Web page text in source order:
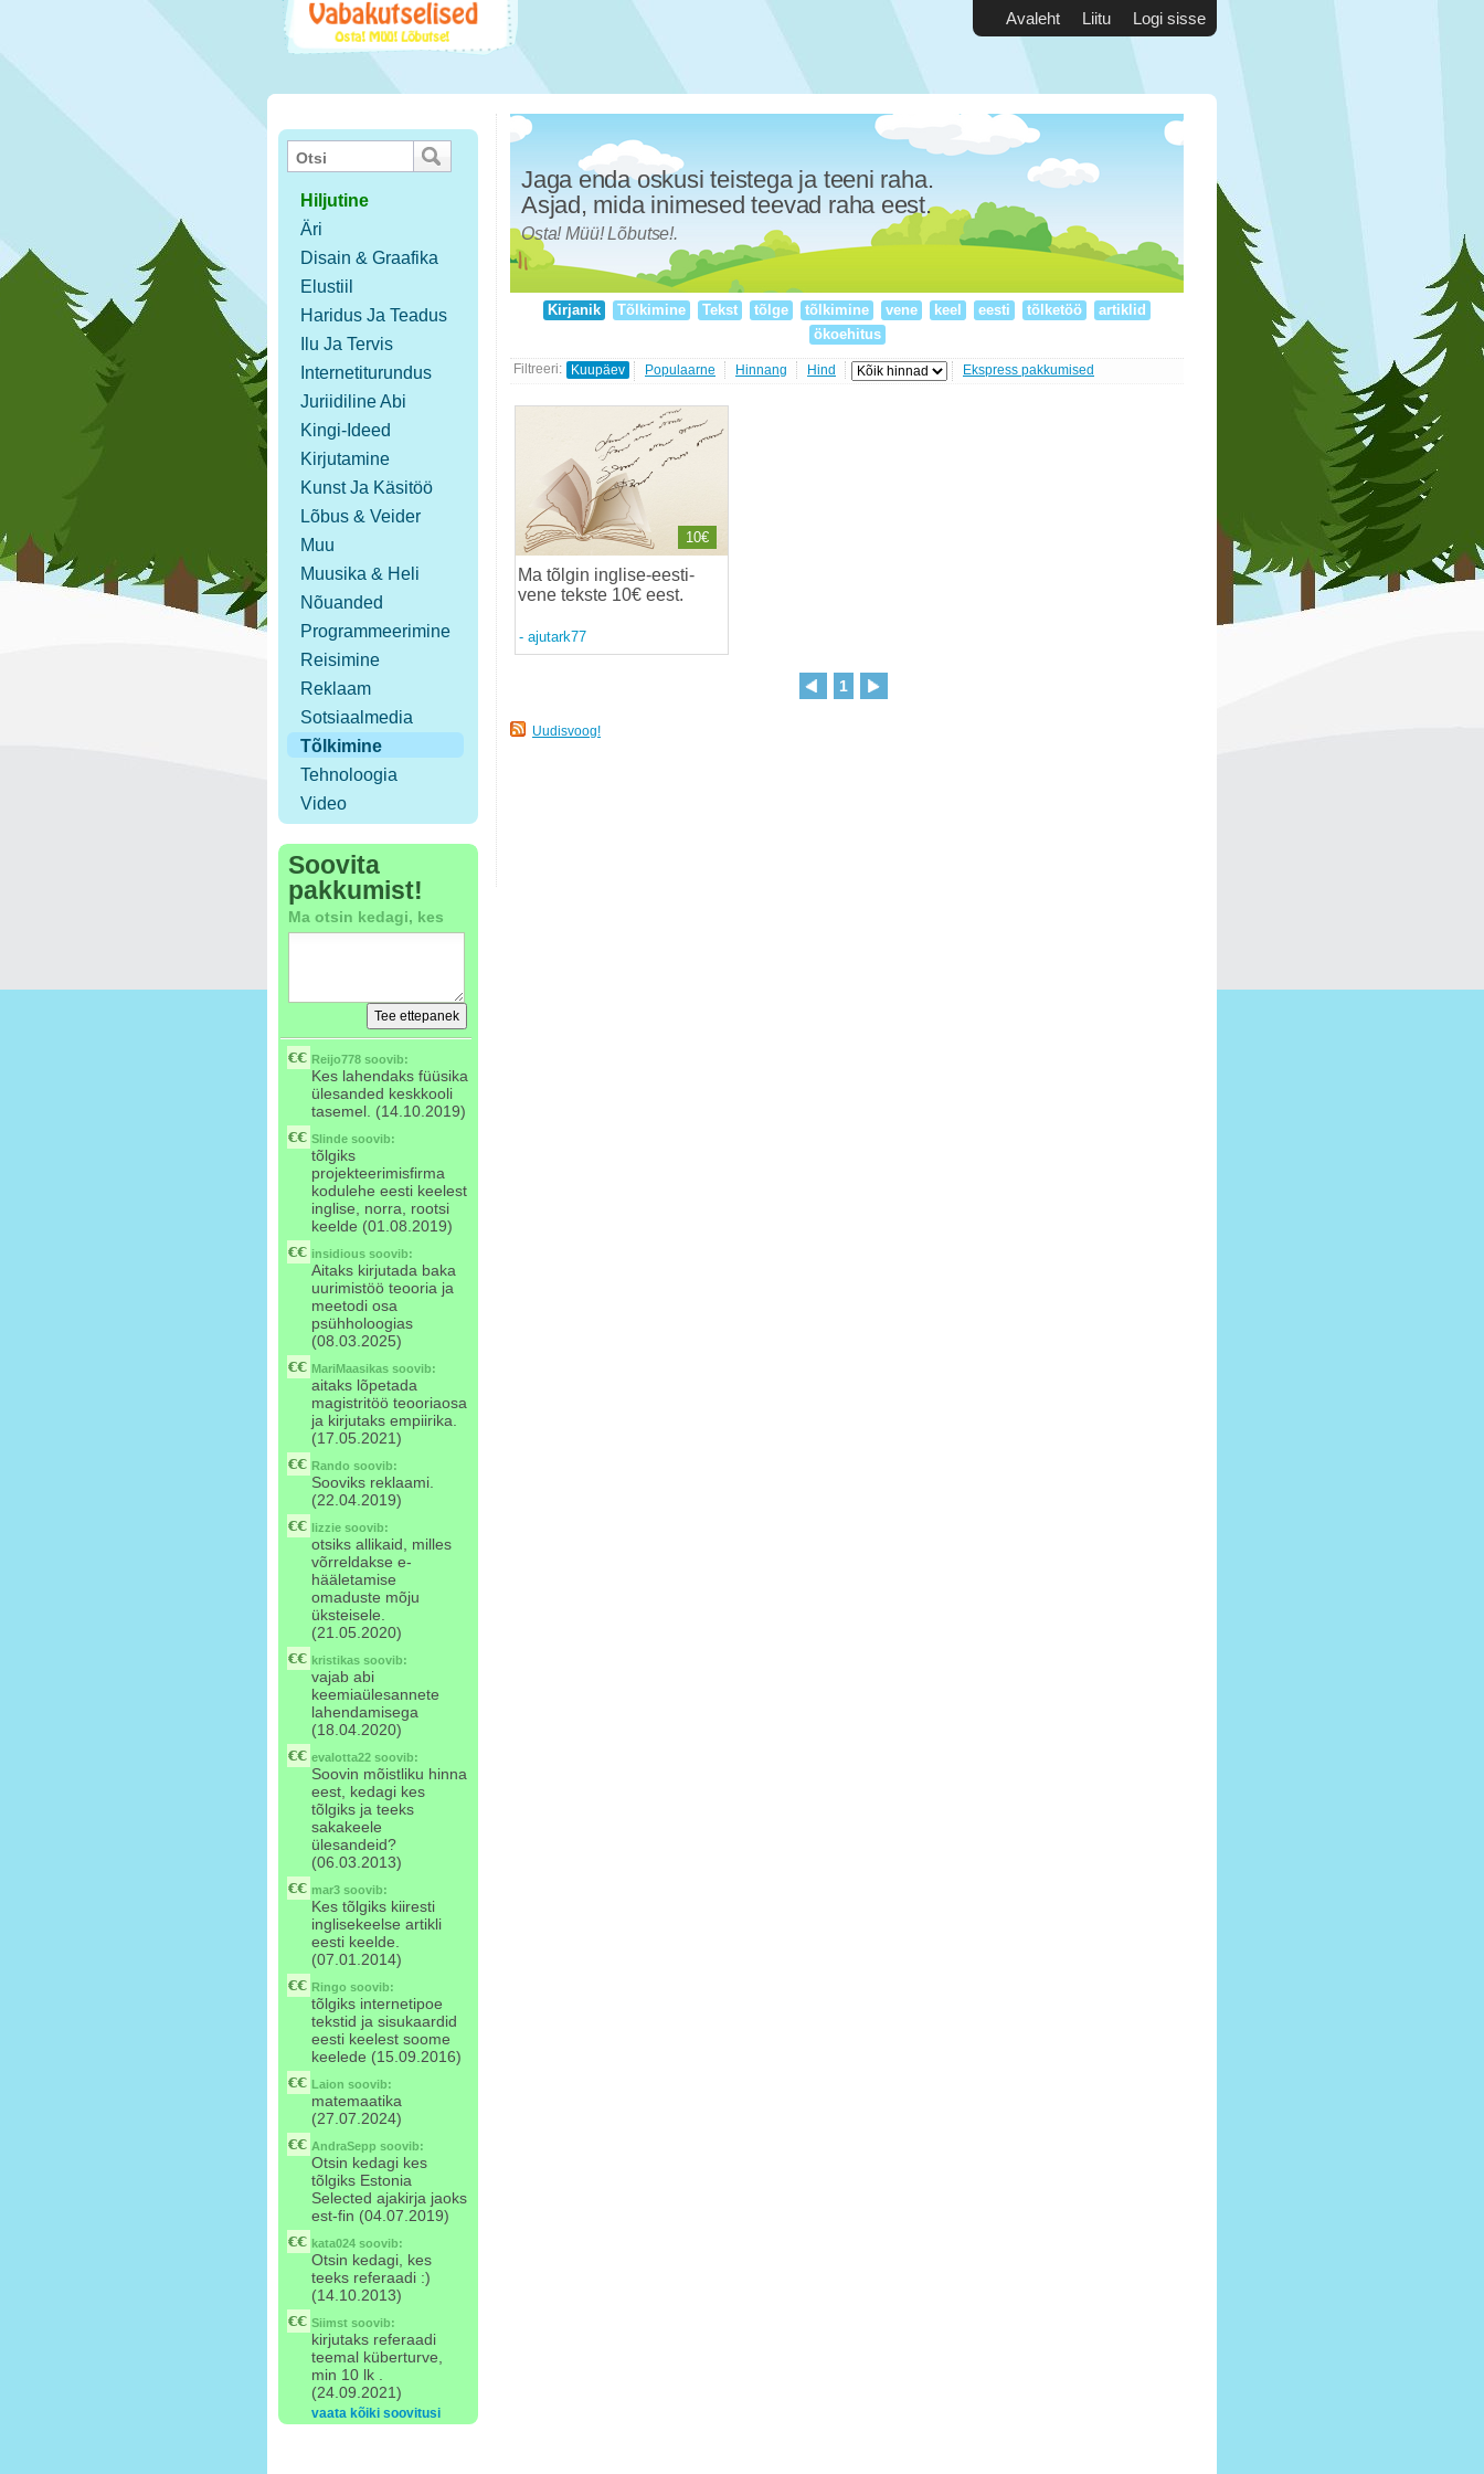
Avaleht Liitu Logi sisse
Hiljutine
Äri
Disain & Graafika
Elustiil
Haridus Ja Teadus
Ilu Ja Tervis
Internetiturundus
Juriidiline Abi
Kingi-Ideed
Kirjutamine
Kunst Ja Käsitöö
Lõbus & Veider
Muu
Muusika & Heli
Nõuanded
Programmeerimine
Reisimine
Reklaam
Sotsiaalmedia
Tõlkimine
Tehnoloogia
Video
Soovita
pakkumist!
Ma otsin kedagi, kes
Reijo778 soovib:
Kes lahendaks füüsika
ülesanded keskkooli
tasemel. (14.10.2019)
Slinde soovib:
tõlgiks
projekteerimisfirma
kodulehe eesti keelest
inglise, norra, rootsi
keelde (01.08.2019)
insidious soovib:
Aitaks kirjutada baka
uurimistöö teooria ja
meetodi osa
psühholoogias
(08.03.2025)
MariMaasikas soovib:
aitaks lõpetada
magistritöö teooriaosa
ja kirjutaks empiirika.
(17.05.2021)
Rando soovib:
Sooviks reklaami.
(22.04.2019)
lizzie soovib:
otsiks allikaid, milles
võrreldakse e-
hääletamise
omaduste mõju
üksteisele.
(21.05.2020)
kristikas soovib:
vajab abi
keemiaülesannete
lahendamisega
(18.04.2020)
evalotta22 soovib:
Soovin mõistliku hinna
eest, kedagi kes
tõlgiks ja teeks
sakakeele
ülesandeid?
(06.03.2013)
mar3 soovib:
Kes tõlgiks kiiresti
inglisekeelse artikli
eesti keelde.
(07.01.2014)
Ringo soovib:
tõlgiks internetipoe
tekstid ja sisukaardid
eesti keelest soome
keelede (15.09.2016)
Laion soovib:
matemaatika
(27.07.2024)
AndraSepp soovib:
Otsin kedagi kes
tõlgiks Estonia
Selected ajakirja jaoks
est-fin (04.07.2019)
kata024 soovib:
Otsin kedagi, kes
teeks referaadi :)
(14.10.2013)
Siimst soovib:
kirjutaks referaadi
teemal küberturve,
min 10 lk .
(24.09.2021)
vaata kõiki soovitusi
Jaga enda oskusi teistega ja teeni raha.
Asjad, mida inimesed teevad raha eest.
Osta! Müü! Lõbutse!.
Kirjanik Tõlkimine Tekst tõlge tõlkimine vene keel eesti tõlketöö
artiklid
ökoehitus
Filtreeri: Kuupäev Populaarne Hinnang Hind Ekspress pakkumised
Ma tõlgin inglise-eesti-
vene tekste 10€ eest.
- ajutark77
10€
1
Uudisvoog!